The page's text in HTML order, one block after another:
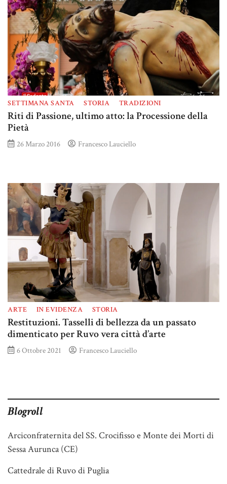
SETTIMANA SANTA STORIA TRADIZIONI
Riti di Passione, ultimo atto: la Processione della
Pietà
26 Marzo 2016 Francesco Lauciello
ARTE IN EVIDENZA STORIA
Restituzioni. Tasselli di bellezza da un passato
dimenticato per Ruvo vera città d’arte
6 Ottobre 2021 Francesco Lauciello
Blogroll
Arciconfraternita del SS. Crocifisso e Monte dei Morti di
Sessa Aurunca (CE)
Cattedrale di Ruvo di Puglia